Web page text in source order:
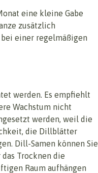
eine kleine Gabe
zusätzlich
einer regelmäßigen
werden. Es empfiehlt
Wachstum nicht
werden, weil die
die Dillblätter
Dill-Samen können Sie
Trocknen die
Raum aufhängen